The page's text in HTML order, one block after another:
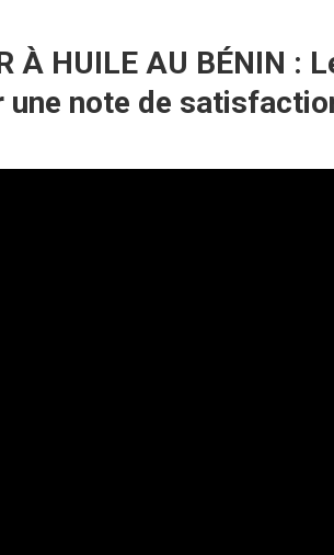
À HUILE AU BÉNIN :
une note de